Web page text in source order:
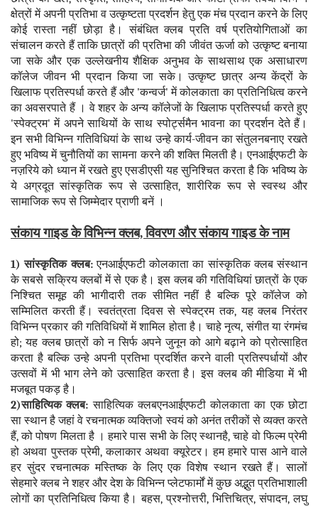
क्षेत्रों में अपनी प्रतिभा व उत्कृष्टता प्रदर्शन हेतु एक मंच प्रदान करने के लिए
कोई रास्ता नहीं छोड़ा है। संबंधित क्लब प्रति वर्ष प्रतियोगिताओं का
संचालन करते हैं ताकि छात्रों की प्रतिभा की जीवंत ऊर्जा को उत्कृष्ट बनाया
जा सके और एक उल्लेखनीय शैक्षिक अनुभव के साथसाथ एक असाधारण
कॉलेज जीवन भी प्रदान किया जा सके। उत्कृष्ट छात्र अन्य केंद्रों के
खिलाफ प्रतिस्पर्धा करते हैं और 'कन्वर्ज' में कोलकाता का प्रतिनिधित्व करने
का अवसरपाते हैं । वे शहर के अन्य कॉलेजों के खिलाफ प्रतिस्पर्धा करते हुए
'स्पेक्ट्रम' में अपने साथियों के साथ स्पोर्ट्समैन भावना का प्रदर्शन देते हैं।
इन सभी विभिन्न गतिविधियां के साथ उन्हे कार्य-जीवन का संतुलनबनाए रखते
हुए भविष्य में चुनौतियों का सामना करने की शक्ति मिलती है। एनआईएफटी के
नज़रिये को ध्यान में रखते हुए एसडीएसी यह सुनिश्चित करता है कि भविष्य के
ये अग्रदूत सांस्कृतिक रूप से उत्साहित, शारीरिक रूप से स्वस्थ और
सामाजिक रूप से जिम्मेदार प्राणी बनें ।
संकाय गाइड के विभिन्न क्लब, विवरण और संकाय गाइड के नाम
1) सांस्कृतिक क्लब:एनआईएफटी कोलकाता का सांस्कृतिक क्लब संस्थान
के सबसे सक्रिय क्लबों में से एक है। इस क्लब की गतिविधियां छात्रों के एक
निश्चित समूह की भागीदारी तक सीमित नहीं है बल्कि पूरे कॉलेज को
सम्मिलित करती हैं। स्वतंत्रता दिवस से स्पेक्ट्रम तक, यह क्लब निरंतर
विभिन्न प्रकार की गतिविधियों में शामिल होता है। चाहे नृत्य, संगीत या रंगमंच
हो; यह क्लब छात्रों को न सिर्फ अपने जुनून को आगे बढ़ाने को प्रोत्साहित
करता है बल्कि उन्हे अपनी प्रतिभा प्रदर्शित करने वाली प्रतिस्पर्धायों और
उत्सवों में भी भाग लेने को उत्साहित करता है। इस क्लब की मीडिया में भी
मजबूत पकड़ है।
2)साहित्यिक क्लब:साहित्यिक क्लबएनआईएफटी कोलकाता का एक छोटा
सा स्थान है जहां वे रचनात्मक व्यक्तिजो स्वयं को अनंत तरीकों से व्यक्त करते
हैं, को पोषण मिलता है । हमारे पास सभी के लिए स्थानहै, चाहे वो फिल्म प्रेमी
हो अथवा पुस्तक प्रेमी, कलाकार अथवा क्यूरेटर। हम हमारे पास आने वाले
हर सुंदर रचनात्मक मस्तिष्क के लिए एक विशेष स्थान रखते हैं। सालों
सेहमारे क्लब ने शहर और देश के विभिन्न प्लेटफार्मों में कुछ अद्भुत प्रतिभाशाली
लोगों का प्रतिनिधित्व किया है। बहस, प्रश्नोत्तरी, भित्तिचित्र, संपादन, लघु